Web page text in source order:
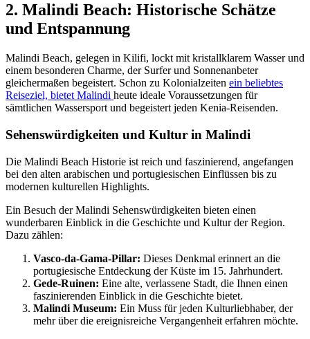
2. Malindi Beach: Historische Schätze
und Entspannung
Malindi Beach, gelegen in Kilifi, lockt mit kristallklarem Wasser und
einem besonderen Charme, der Surfer und Sonnenanbeter
gleichermaßen begeistert. Schon zu Kolonialzeiten ein beliebtes
Reiseziel, bietet Malindi heute ideale Voraussetzungen für
sämtlichen Wassersport und begeistert jeden Kenia-Reisenden.
Sehenswürdigkeiten und Kultur in Malindi
Die Malindi Beach Historie ist reich und faszinierend, angefangen
bei den alten arabischen und portugiesischen Einflüssen bis zu
modernen kulturellen Highlights.
Ein Besuch der Malindi Sehenswürdigkeiten bieten einen
wunderbaren Einblick in die Geschichte und Kultur der Region.
Dazu zählen:
Vasco-da-Gama-Pillar: Dieses Denkmal erinnert an die
portugiesische Entdeckung der Küste im 15. Jahrhundert.
Gede-Ruinen: Eine alte, verlassene Stadt, die Ihnen einen
faszinierenden Einblick in die Geschichte bietet.
Malindi Museum: Ein Muss für jeden Kulturliebhaber, der
mehr über die ereignisreiche Vergangenheit erfahren möchte.